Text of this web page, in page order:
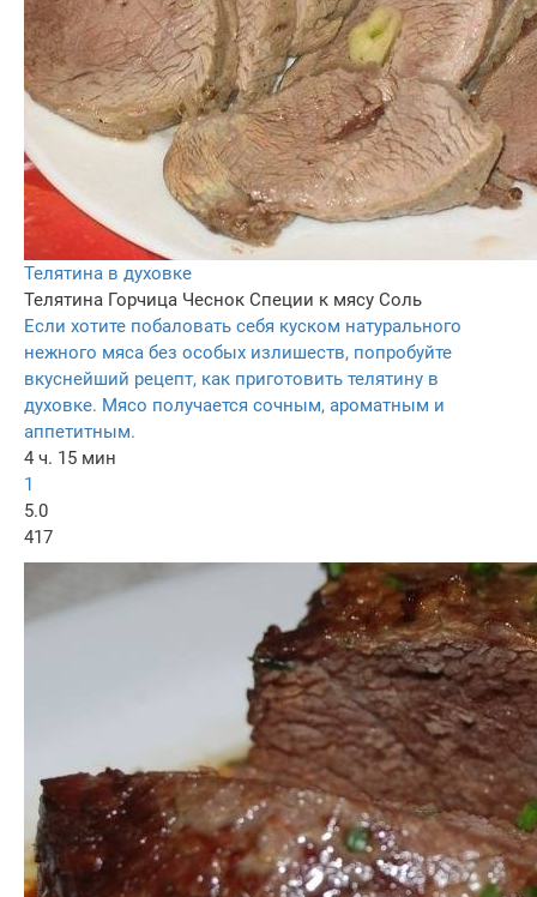
Телятина в духовке
Телятина Горчица Чеснок Специи к мясу Соль
Если хотите побаловать себя куском натурального
нежного мяса без особых излишеств, попробуйте
вкуснейший рецепт, как приготовить телятину в
духовке. Мясо получается сочным, ароматным и
аппетитным.
4 ч. 15 мин
1
5.0
417